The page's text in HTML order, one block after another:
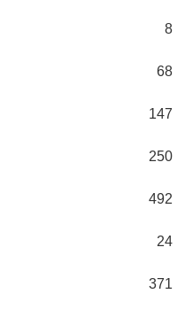
8
68
147
250
492
24
371